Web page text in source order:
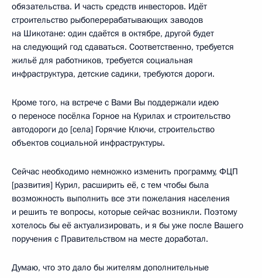
обязательства. И часть средств инвесторов. Идёт
строительство рыбоперерабатывающих заводов
на Шикотане: один сдаётся в октябре, другой будет
на следующий год сдаваться. Соответственно, требуется
жильё для работников, требуется социальная
инфраструктура, детские садики, требуются дороги.
Кроме того, на встрече с Вами Вы поддержали идею
о переносе посёлка Горное на Курилах и строительство
автодороги до [села] Горячие Ключи, строительство
объектов социальной инфраструктуры.
Сейчас необходимо немножко изменить программу, ФЦП
[развития] Курил, расширить её, с тем чтобы была
возможность выполнить все эти пожелания населения
и решить те вопросы, которые сейчас возникли. Поэтому
хотелось бы её актуализировать, и я бы уже после Вашего
поручения с Правительством на месте доработал.
Думаю, что это дало бы жителям дополнительные